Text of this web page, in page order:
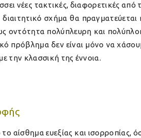
νέες τακτικές, διαφορετικές από
σχήμα θα πραγματεύεται
οντότητα πολύπλευρη και
πρόβλημα δεν είναι μόνο να
την κλασσική της έννοια.
αίσθημα ευεξίας και